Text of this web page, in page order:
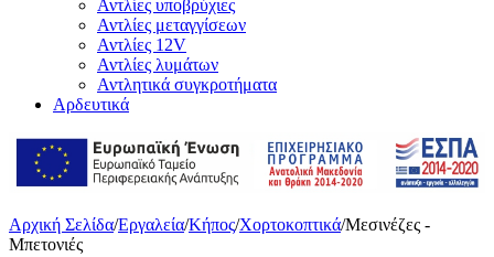
Αντλίες υποβρύχιες
Αντλίες μεταγγίσεων
Αντλίες 12V
Αντλίες λυμάτων
Αντλητικά συγκροτήματα
Αρδευτικά
Αρχική Σελίδα/Εργαλεία/Κήπος/Χορτοκοπτικά/Μεσινέζες -
Μπετονιές